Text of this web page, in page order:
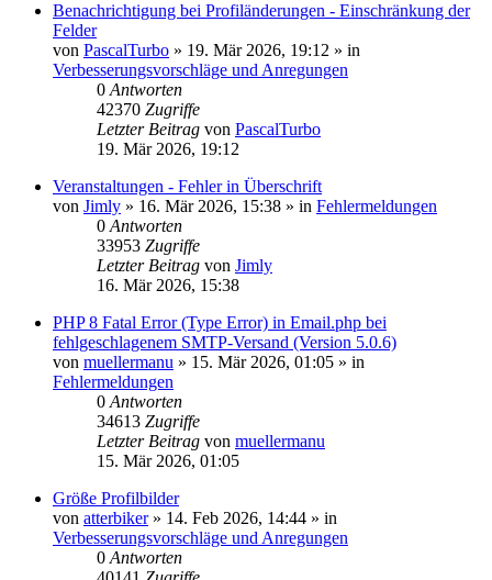
Benachrichtigung bei Profiländerungen - Einschränkung der
Felder
von PascalTurbo » 19. Mär 2026, 19:12 » in
Verbesserungsvorschläge und Anregungen
0 Antworten
42370 Zugriffe
Letzter Beitrag von PascalTurbo
19. Mär 2026, 19:12
Veranstaltungen - Fehler in Überschrift
von Jimly » 16. Mär 2026, 15:38 » in Fehlermeldungen
0 Antworten
33953 Zugriffe
Letzter Beitrag von Jimly
16. Mär 2026, 15:38
PHP 8 Fatal Error (Type Error) in Email.php bei
fehlgeschlagenem SMTP-Versand (Version 5.0.6)
von muellermanu » 15. Mär 2026, 01:05 » in
Fehlermeldungen
0 Antworten
34613 Zugriffe
Letzter Beitrag von muellermanu
15. Mär 2026, 01:05
Größe Profilbilder
von atterbiker» 14. Feb 2026, 14:44 » in
Verbesserungsvorschläge und Anregungen
0 Antworten